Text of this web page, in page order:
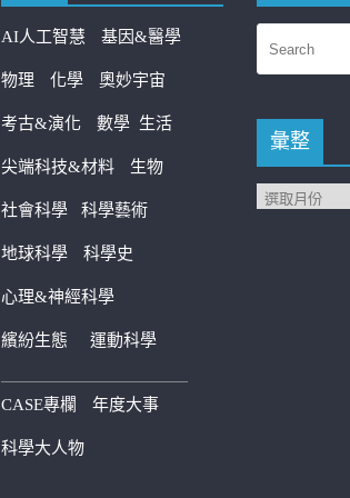
AI人工智慧 基因&醫學
物理 化學 奧妙宇宙
考古&演化 數學 生活
尖端科技&材料 生物
社會科學 科學藝術
地球科學 科學史
心理&神經科學
繽紛生態 運動科學
————————————
CASE專欄 年度大事
科學大人物
彙整